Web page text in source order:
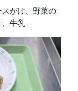
がけ、野菜の
、牛乳